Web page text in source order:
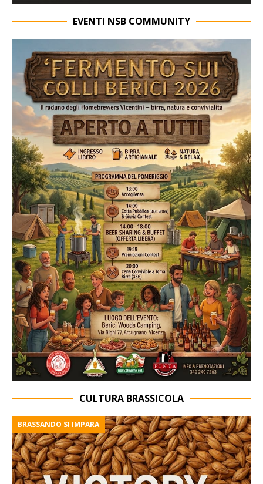
EVENTI NSB COMMUNITY
CULTURA BRASSICOLA
BRASSANDO SI IMPARA